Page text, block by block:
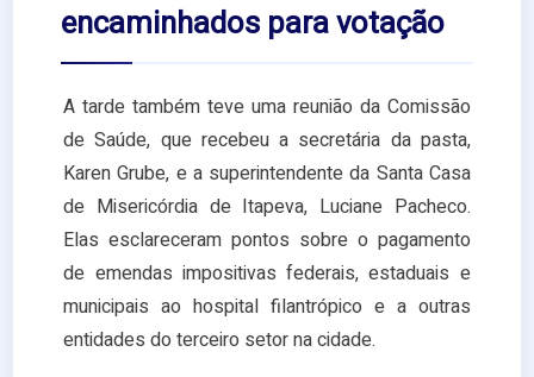
encaminhados para votação
A tarde também teve uma reunião da Comissão
de Saúde, que recebeu a secretária da pasta,
Karen Grube, e a superintendente da Santa Casa
de Misericórdia de Itapeva, Luciane Pacheco.
Elas esclareceram pontos sobre o pagamento
de emendas impositivas federais, estaduais e
municipais ao hospital filantrópico e a outras
entidades do terceiro setor na cidade.